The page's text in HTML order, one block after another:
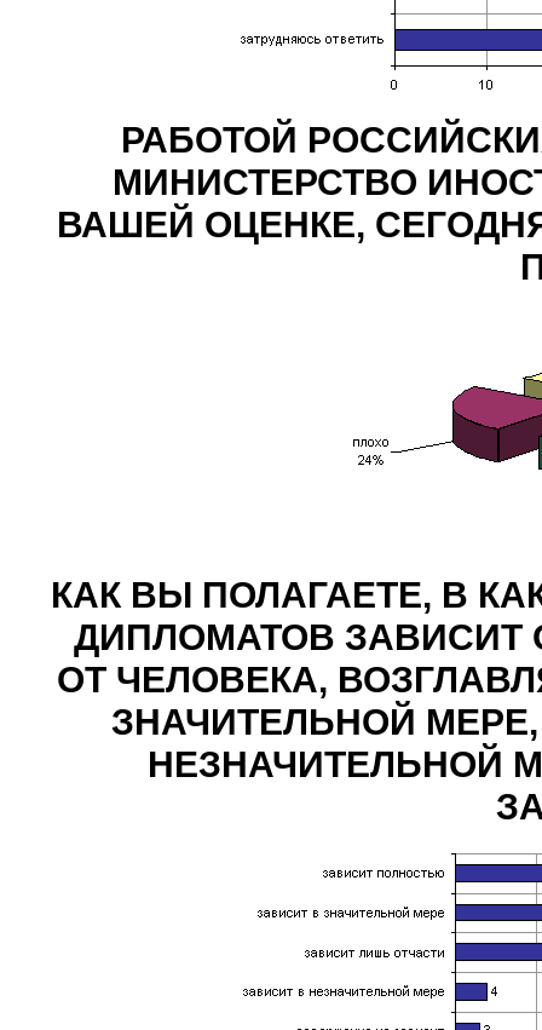
РАБОТОЙ
МИНИСТЕРСТВО
ВАШЕЙ ОЦЕНКЕ,
КАК ВЫ ПОЛАГАЕТЕ, В
ДИПЛОМАТОВ ЗАВИСИТ
ОТ ЧЕЛОВЕКА,
ЗНАЧИТЕЛЬНОЙ
НЕЗНАЧИТЕЛЬНОЙ